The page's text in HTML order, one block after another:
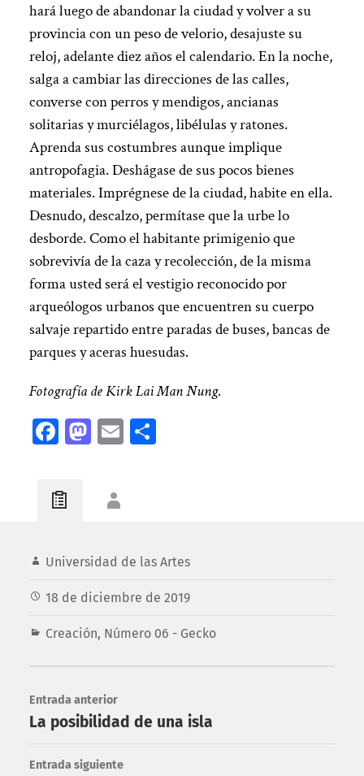
hará luego de abandonar la ciudad y volver a su
provincia con un peso de velorio, desajuste su
reloj, adelante diez años el calendario. En la noche,
salga a cambiar las direcciones de las calles,
converse con perros y mendigos, ancianas
solitarias y murciélagos, libélulas y ratones.
Aprenda sus costumbres aunque implique
antropofagia. Deshágase de sus pocos bienes
materiales. Imprégnese de la ciudad, habite en ella.
Desnudo, descalzo, permítase que la urbe lo
desborde. Como el habitante primigenio que
sobrevivía de la caza y recolección, de la misma
forma usted será el vestigio reconocido por
arqueólogos urbanos que encuentren su cuerpo
salvaje repartido entre paradas de buses, bancas de
parques y aceras huesudas.
Fotografía de Kirk Lai Man Nung.
Facebook
Mastodon
EmailCompartir
Universidad de las Artes
18 de diciembre de 2019
Creación, Número 06 - Gecko
Entrada anterior
La posibilidad de una isla
Entrada siguiente